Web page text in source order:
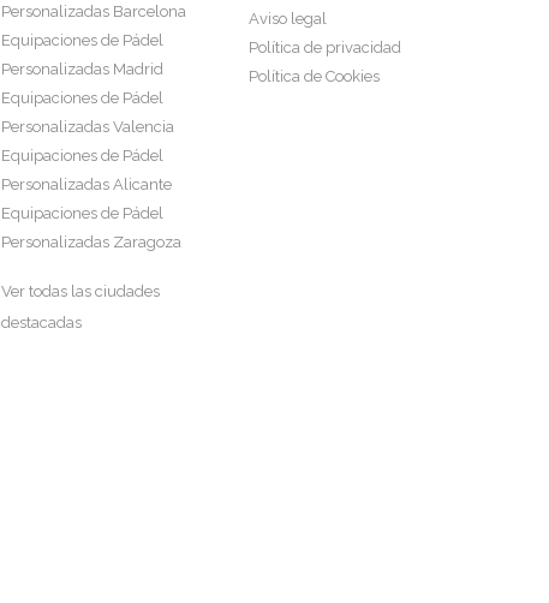
Personalizadas Barcelona
Equipaciones de Pádel
Personalizadas Madrid
Equipaciones de Pádel
Personalizadas Valencia
Equipaciones de Pádel
Personalizadas Alicante
Equipaciones de Pádel
Personalizadas Zaragoza
Ver todas las ciudades
destacadas
Aviso legal
Política de privacidad
Política de Cookies